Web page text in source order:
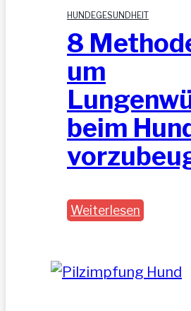
HUNDEGESUNDHEIT
8
um
beim
Weiterlesen